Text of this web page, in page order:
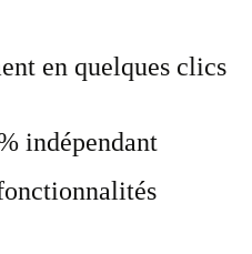
en quelques clics
indépendant